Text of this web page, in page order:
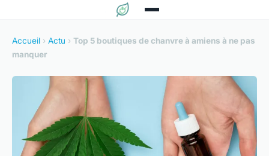
Accueil › Actu › Top 5 boutiques de chanvre à amiens à ne pas
manquer